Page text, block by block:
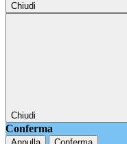
Chiudi
Chiudi
Conferma